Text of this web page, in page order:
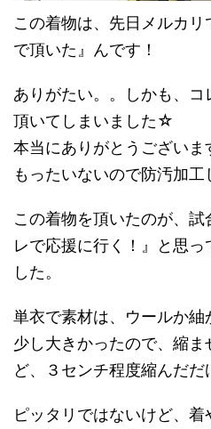
この着物は、先日メルカ
で頂いた』んです！
ありがたい。。しかも、
頂いてしまいました☆
本当にありがとうございま
もったいないので防汚加工
この着物を頂いたのが、
レで応援に行く！』と思
した。
単衣で素材は、ウールか紬
少し大きかったので、縮
ど、３センチ程度縮んだだ
ピッタリではないけど、